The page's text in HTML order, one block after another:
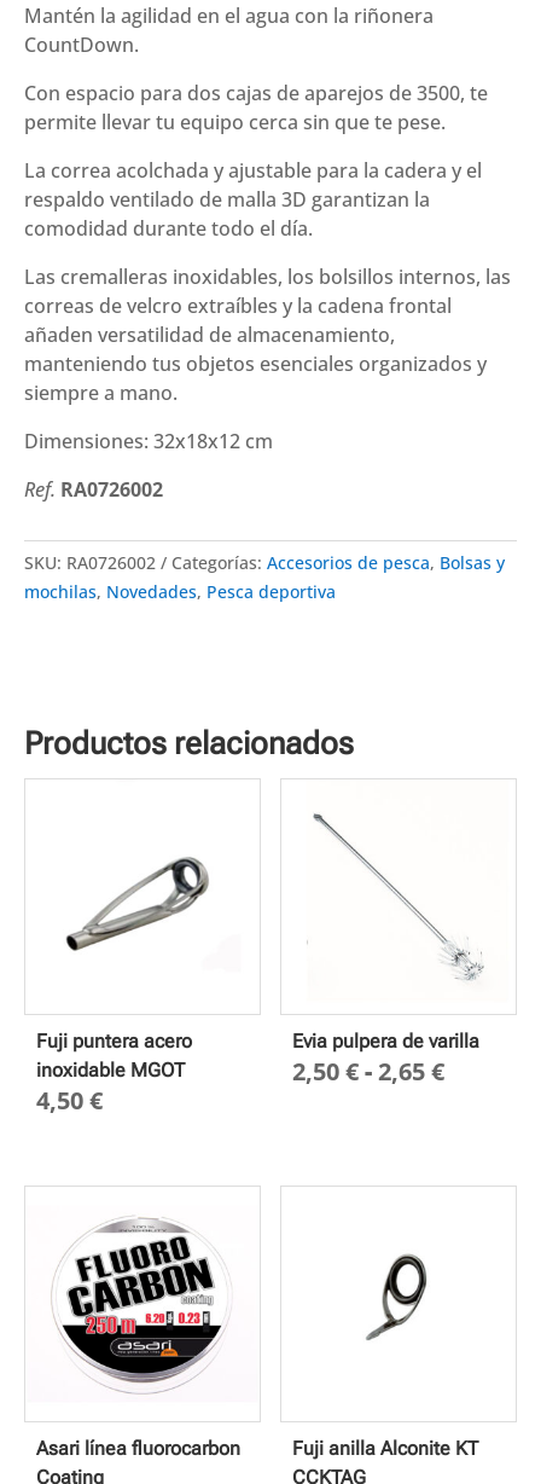
cantidad
Mantén la agilidad en el agua con la riñonera
CountDown.
Con espacio para dos cajas de aparejos de 3500, te
permite llevar tu equipo cerca sin que te pese.
La correa acolchada y ajustable para la cadera y el
respaldo ventilado de malla 3D garantizan la
comodidad durante todo el día.
Las cremalleras inoxidables, los bolsillos internos, las
correas de velcro extraíbles y la cadena frontal
añaden versatilidad de almacenamiento,
manteniendo tus objetos esenciales organizados y
siempre a mano.
Dimensiones: 32x18x12 cm
Ref. RA0726002
SKU: RA0726002 Categorías: Accesorios de pesca, Bolsas y
mochilas, Novedades, Pesca deportiva
Productos relacionados
Fuji puntera acero
inoxidable MGOT
4,50€
Evia pulpera de varilla
2,50€-2,65€Rango
2,50 €
Asari línea fluorocarbon
Coating
Fuji anilla Alconite KT
CCKTAG